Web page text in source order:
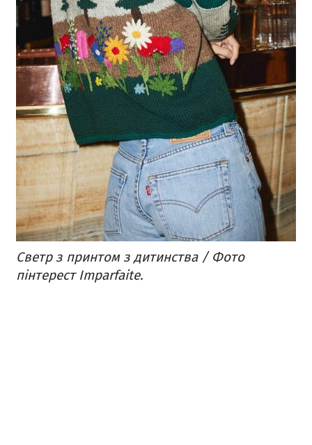
Светр з принтом з дитинства / Фото
пінтерест Imparfaite.